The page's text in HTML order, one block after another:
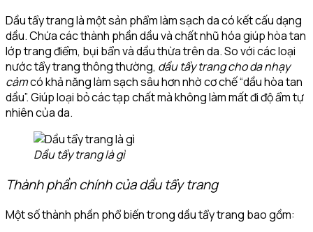
Dầu tẩy trang là một sản phẩm làm sạch da có kết cấu dạng
dầu. Chứa các thành phần dầu và chất nhũ hóa giúp hòa tan
lớp trang điểm, bụi bẩn và dầu thừa trên da. So với các loại
nước tẩy trang thông thường, dầu tẩy trang cho da nhạy
cảmcó khả năng làm sạch sâu hơn nhờ cơ chế “dầu hòa tan
dầu”. Giúp loại bỏ các tạp chất mà không làm mất đi độ ẩm tự
nhiên của da.
Dầu tẩy trang là gì
Thành phần chính của dầu tẩy trang
Một số thành phần phổ biến trong dầu tẩy trang bao gồm: